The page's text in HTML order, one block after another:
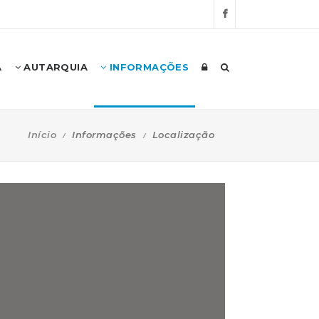
AUTARQUIA INFORMAÇÕES
Início Informações Localização